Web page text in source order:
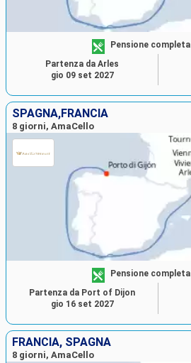
Pensione completa
Partenza da Arles
gio 09 set 2027
SPAGNA,FRANCIA
8 giorni, AmaCello
Pensione completa
Partenza da Port of Dijon
gio 16 set 2027
FRANCIA, SPAGNA
8 giorni, AmaCello